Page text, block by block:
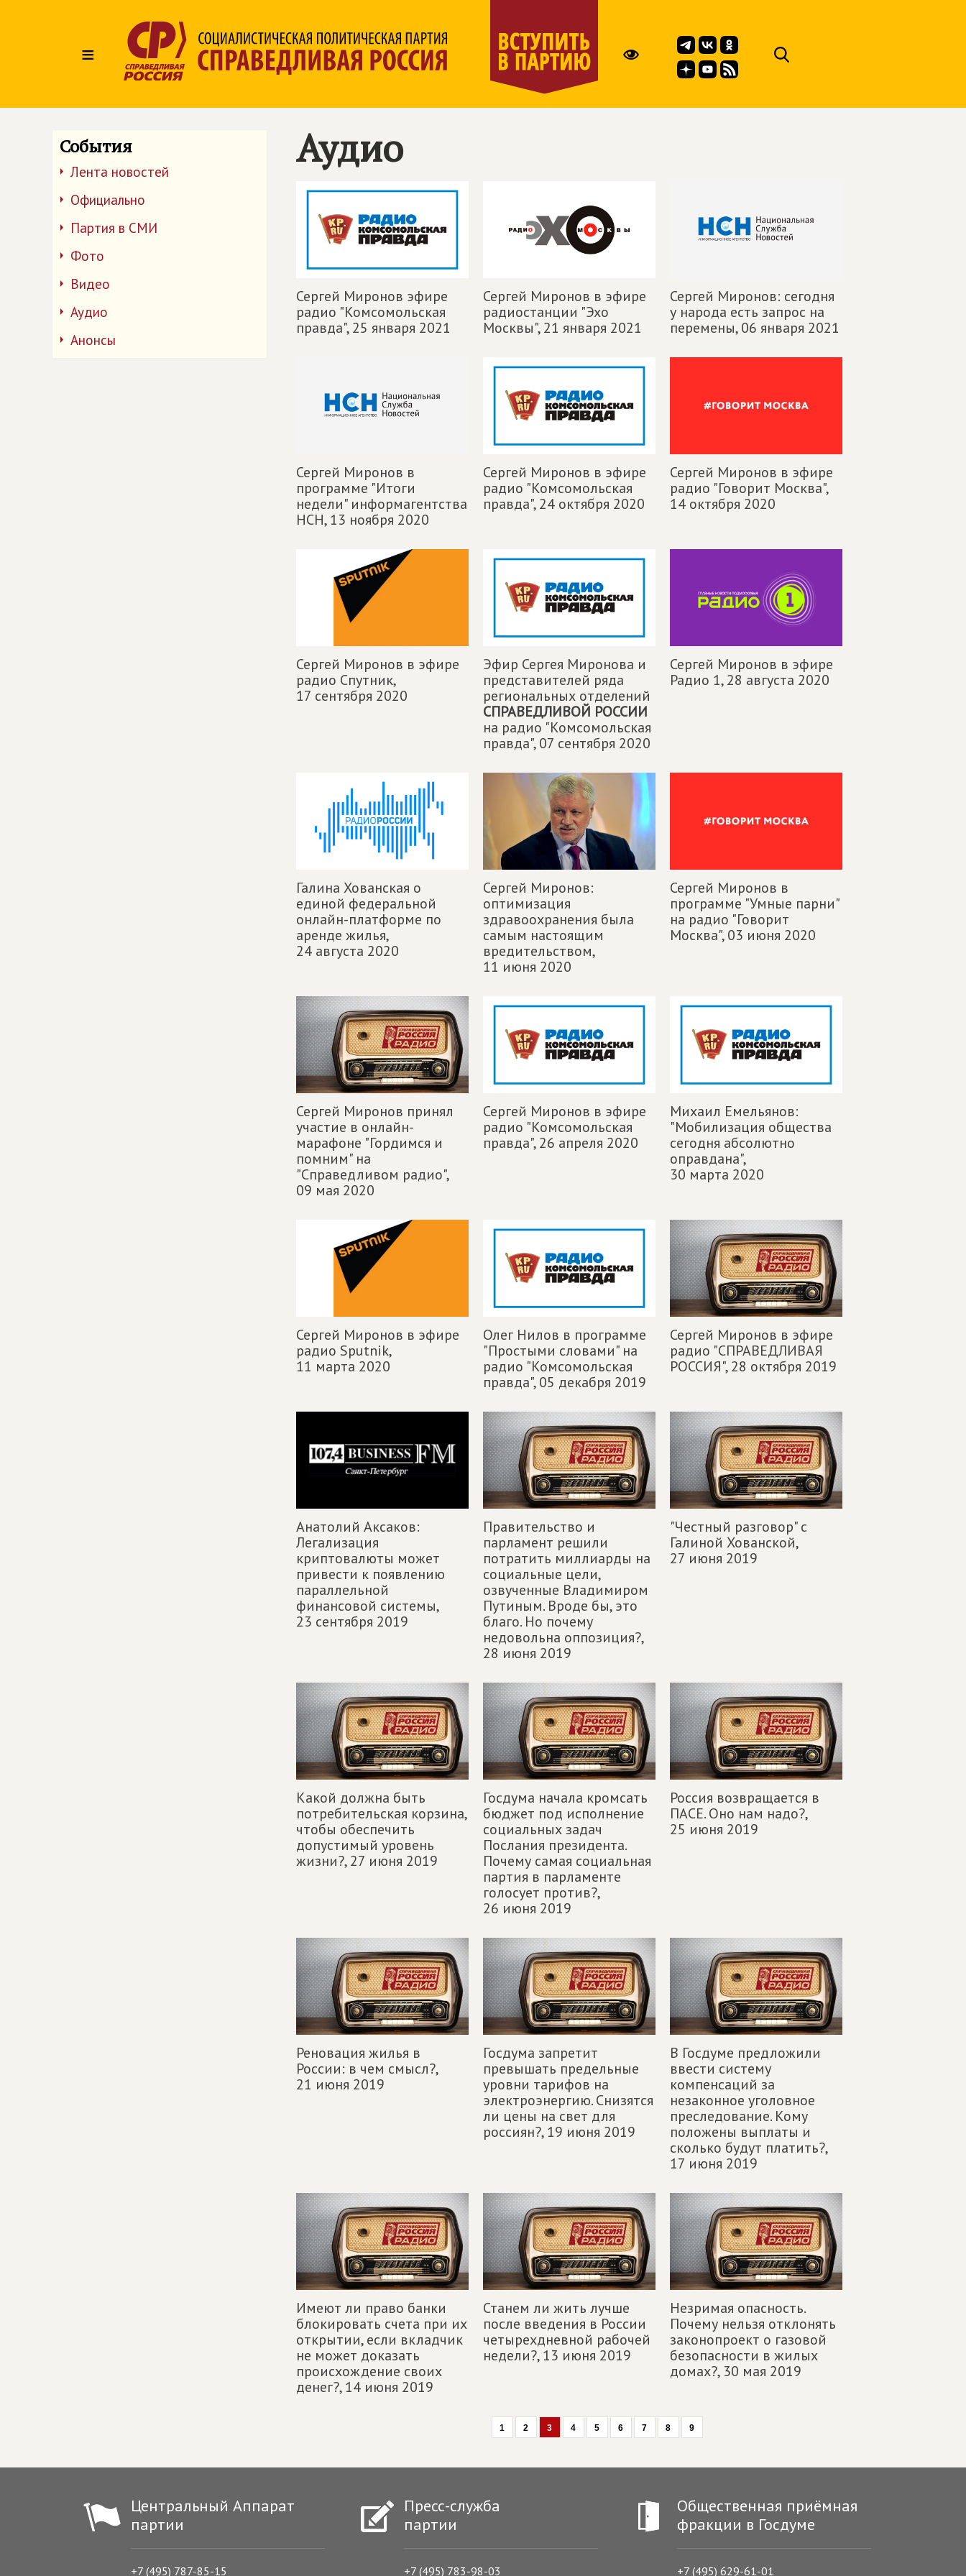
≡
События
Лента новостей
Официально
Партия в СМИ
Фото
Видео
Аудио
Анонсы
Аудио
Сергей Миронов эфире
радио "Комсомольская
правда",25 января 2021
Сергей Миронов в эфире
радиостанции "Эхо
Москвы",21 января 2021
Сергей Миронов: сегодня
у народа есть запрос на
перемены,06 января 2021
Сергей Миронов в
программе "Итоги
недели" информагентства
НСН,13 ноября 2020
Сергей Миронов в эфире
радио "Комсомольская
правда",24 октября 2020
Сергей Миронов в эфире
радио "Говорит Москва",
14 октября 2020
Сергей Миронов в эфире
радио Спутник,
17 сентября 2020
Эфир Сергея Миронова и
представителей ряда
региональных отделений
СПРАВЕДЛИВОЙ РОССИИ
на радио "Комсомольская
правда",07 сентября 2020
Сергей Миронов в эфире
Радио 1,28 августа 2020
Галина Хованская о
единой федеральной
онлайн-платформе по
аренде жилья,
24 августа 2020
Сергей Миронов:
оптимизация
здравоохранения была
самым настоящим
вредительством,
11 июня 2020
Сергей Миронов в
программе "Умные парни"
на радио "Говорит
Москва",03 июня 2020
Сергей Миронов принял
участие в онлайн-
марафоне "Гордимся и
помним" на
"Справедливом радио",
09 мая 2020
Сергей Миронов в эфире
радио "Комсомольская
правда",26 апреля 2020
Михаил Емельянов:
"Мобилизация общества
сегодня абсолютно
оправдана",
30 марта 2020
Сергей Миронов в эфире
радио Sputnik,
11 марта 2020
Олег Нилов в программе
"Простыми словами" на
радио "Комсомольская
правда",05 декабря 2019
Сергей Миронов в эфире
радио "СПРАВЕДЛИВАЯ
РОССИЯ",28 октября 2019
Анатолий Аксаков:
Легализация
криптовалюты может
привести к появлению
параллельной
финансовой системы,
23 сентября 2019
Правительство и
парламент решили
потратить миллиарды на
социальные цели,
озвученные Владимиром
Путиным. Вроде бы, это
благо. Но почему
недовольна оппозиция?,
28 июня 2019
"Честный разговор" с
Галиной Хованской,
27 июня 2019
Какой должна быть
потребительская корзина,
чтобы обеспечить
допустимый уровень
жизни?,27 июня 2019
Госдума начала кромсать
бюджет под исполнение
социальных задач
Послания президента.
Почему самая социальная
партия в парламенте
голосует против?,
26 июня 2019
Россия возвращается в
ПАСЕ. Оно нам надо?,
25 июня 2019
Реновация жилья в
России: в чем смысл?,
21 июня 2019
Госдума запретит
превышать предельные
уровни тарифов на
электроэнергию. Снизятся
ли цены на свет для
россиян?,19 июня 2019
В Госдуме предложили
ввести систему
компенсаций за
незаконное уголовное
преследование. Кому
положены выплаты и
сколько будут платить?,
17 июня 2019
Имеют ли право банки
блокировать счета при их
открытии, если вкладчик
не может доказать
происхождение своих
денег?,14 июня 2019
Станем ли жить лучше
после введения в России
четырехдневной рабочей
недели?,13 июня 2019
Незримая опасность.
Почему нельзя отклонять
законопроект о газовой
безопасности в жилых
домах?, 30 мая 2019
1 2 3 4 5 6 7 8 9
Центральный Аппарат
партии
+7 (495) 787-85-15
Пресс-служба
партии
+7 (495) 783-98-03
Общественная приёмная
фракции в Госдуме
+7 (495) 629-61-01